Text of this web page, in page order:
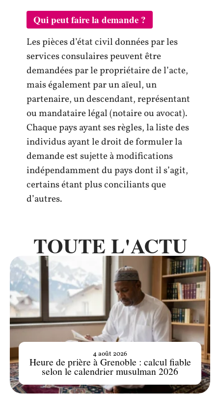
Qui peut faire la demande ?
Les pièces d’état civil données par les
services consulaires peuvent être
demandées par le propriétaire de l’acte,
mais également par un aïeul, un
partenaire, un descendant, représentant
ou mandataire légal (notaire ou avocat).
Chaque pays ayant ses règles, la liste des
individus ayant le droit de formuler la
demande est sujette à modifications
indépendamment du pays dont il s’agit,
certains étant plus conciliants que
d’autres.
TOUTE L'ACTU
Heure de prière à Grenoble : calcul fiable
selon le calendrier musulman 2026
4 août 2026